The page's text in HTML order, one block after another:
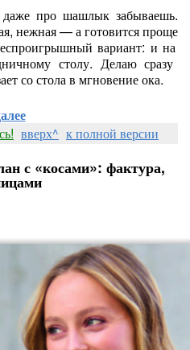
про шашлык забываешь.
нежная— аготовитсяпроще
вариант: и на
столу. Делаюсразу
состолав мгновениеока.
вверх^ к полной версии
с «косами»: фактура,